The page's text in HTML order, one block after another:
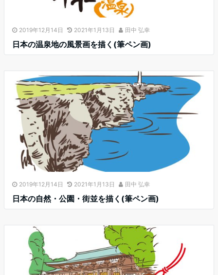
2019年12月14日 2021年1月13日 田中 弘幸
日本の温泉地の風景画を描く(筆ペン画)
2019年12月14日 2021年1月13日 田中 弘幸
日本の自然・公園・街並を描く(筆ペン画)